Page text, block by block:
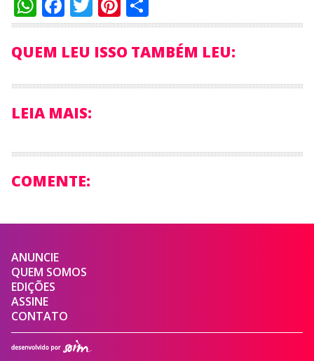
QUEM LEU ISSO TAMBÉM LEU:
LEIA MAIS:
COMENTE:
ANUNCIE
QUEM SOMOS
EDIÇÕES
ASSINE
CONTATO